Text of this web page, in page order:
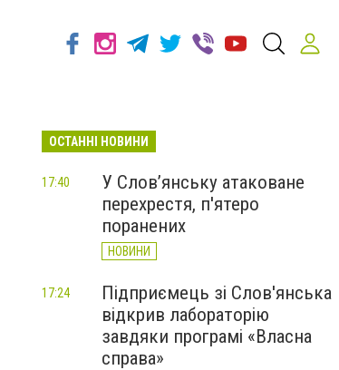
ОСТАННІ НОВИНИ
У Слов’янську атаковане
перехрестя, п'ятеро
поранених
НОВИНИ
17:40
Підприємець зі Слов'янська
відкрив лабораторію
завдяки програмі «Власна
справа»
17:24